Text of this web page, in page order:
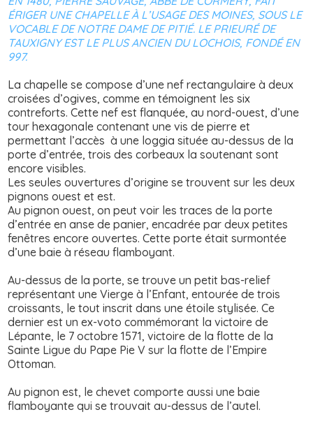
ÉRIGER UNE CHAPELLE À L’USAGE DES MOINES, SOUS LE
VOCABLE DE NOTRE DAME DE PITIÉ. LE PRIEURÉ DE
TAUXIGNY EST LE PLUS ANCIEN DU LOCHOIS, FONDÉ EN
997.
La chapelle se compose d’une nef rectangulaire à deux
croisées d’ogives, comme en témoignent les six
contreforts. Cette nef est flanquée, au nord-ouest, d’une
tour hexagonale contenant une vis de pierre et
permettant l’accès à une loggia située au-dessus de la
porte d’entrée, trois des corbeaux la soutenant sont
encore visibles.
Les seules ouvertures d’origine se trouvent sur les deux
pignons ouest et est.
Au pignon ouest, on peut voir les traces de la porte
d’entrée en anse de panier, encadrée par deux petites
fenêtres encore ouvertes. Cette porte était surmontée
d’une baie à réseau flamboyant.
Au-dessus de la porte, se trouve un petit bas-relief
représentant une Vierge à l’Enfant, entourée de trois
croissants, le tout inscrit dans une étoile stylisée. Ce
dernier est un ex-voto commémorant la victoire de
Lépante, le 7 octobre 1571, victoire de la flotte de la
Sainte Ligue du Pape Pie V sur la flotte de l’Empire
Ottoman.
Au pignon est, le chevet comporte aussi une baie
flamboyante qui se trouvait au-dessus de l’autel.